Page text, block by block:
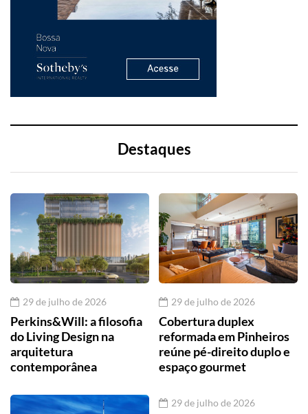
Destaques
29 de julho de 2026
Perkins&Will: a filosofia
do Living Design na
arquitetura
contemporânea
29 de julho de 2026
Cobertura duplex
reformada em Pinheiros
reúne pé-direito duplo e
espaço gourmet
29 de julho de 2026